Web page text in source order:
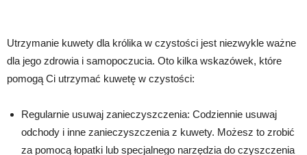
Utrzymanie kuwety dla królika w czystości jest niezwykle ważne
dla jego zdrowia i samopoczucia. Oto kilka wskazówek, które
pomogą Ci utrzymać kuwetę w czystości:
Regularnie usuwaj zanieczyszczenia: Codziennie usuwaj
odchody i inne zanieczyszczenia z kuwety. Możesz to zrobić
za pomocą łopatki lub specjalnego narzędzia do czyszczenia